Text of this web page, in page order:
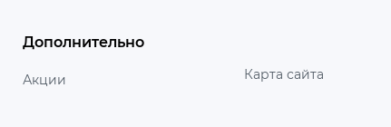
Дополнительно
Акции Карта сайта